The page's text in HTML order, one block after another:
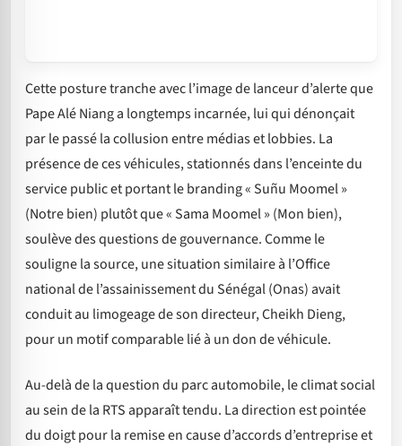
Cette posture tranche avec l’image de lanceur d’alerte que
Pape Alé Niang a longtemps incarnée, lui qui dénonçait
par le passé la collusion entre médias et lobbies. La
présence de ces véhicules, stationnés dans l’enceinte du
service public et portant le branding « Suñu Moomel »
(Notre bien) plutôt que « Sama Moomel » (Mon bien),
soulève des questions de gouvernance. Comme le
souligne la source, une situation similaire à l’Office
national de l’assainissement du Sénégal (Onas) avait
conduit au limogeage de son directeur, Cheikh Dieng,
pour un motif comparable lié à un don de véhicule.
Au-delà de la question du parc automobile, le climat social
au sein de la RTS apparaît tendu. La direction est pointée
du doigt pour la remise en cause d’accords d’entreprise et